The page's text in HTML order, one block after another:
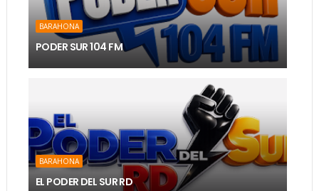
BARAHONA
PODER SUR 104 FM
BARAHONA
EL PODER DEL SUR RD